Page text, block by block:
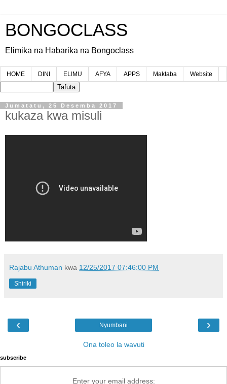
BONGOCLASS
Elimika na Habarika na Bongoclass
HOME DINI ELIMU AFYA APPS Maktaba Website
Jumatatu, 25 Desemba 2017
kukaza kwa misuli
Rajabu Athuman kwa 12/25/2017 07:46:00 PM
Shiriki
‹ ›
Nyumbani
Ona toleo la wavuti
subscribe
Enter your email address: